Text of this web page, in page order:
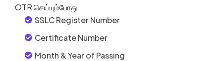
OTRசெய்யும்போது
SSLC Register Number
Certificate Number
Month & Year of Passing